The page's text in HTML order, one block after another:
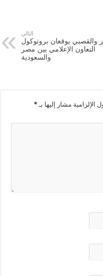
التالي
والقصبي يوقعان بروتوكول
التعاون الإعلامي بين مصر
والسعودية
الإلزامية مشار إليها بـ*